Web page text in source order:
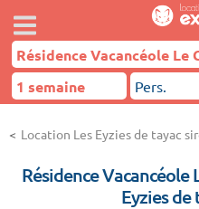
Location Les Eyzies de tayac
Résidence
Eyzies de